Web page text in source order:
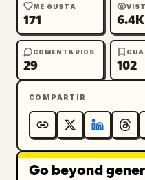
ME GUSTA
171 6.4K
COMENTARIOS
29 102
COMPARTIR
Go beyond